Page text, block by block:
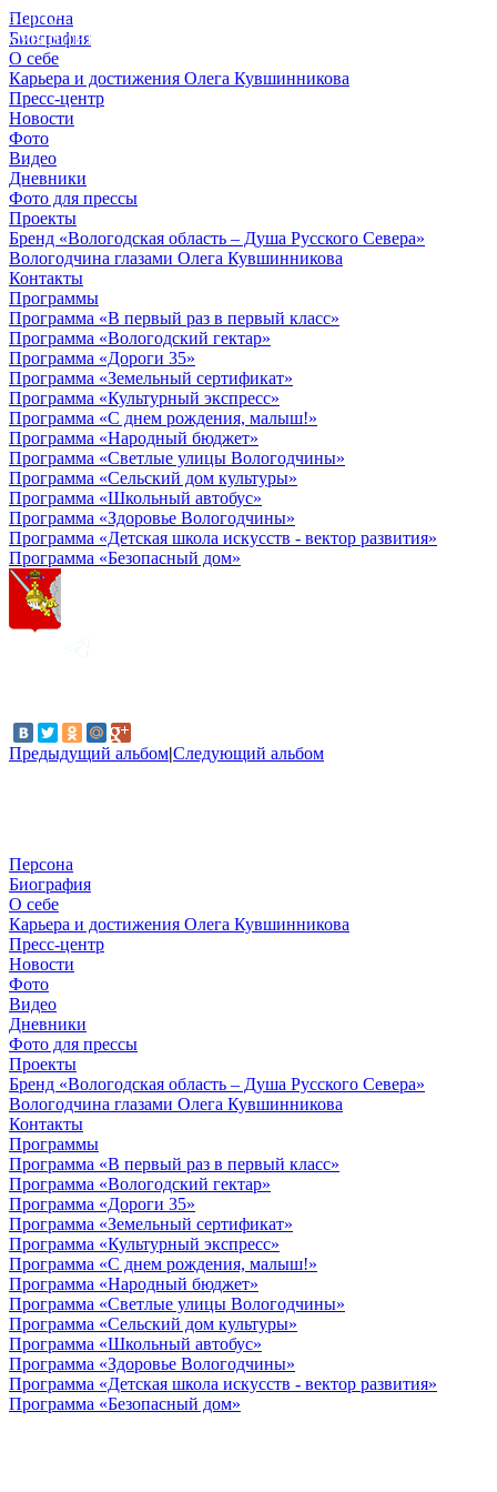
Персона
Биография
О себе
Карьера и достижения Олега Кувшинникова
Пресс-центр
Новости
Фото
Видео
Дневники
Фото для прессы
Проекты
Бренд «Вологодская область – Душа Русского Севера»
Вологодчина глазами Олега Кувшинникова
Контакты
Программы
Программа «В первый раз в первый класс»
Программа «Вологодский гектар»
Программа «Дороги 35»
Программа «Земельный сертификат»
Программа «Культурный экспресс»
Программа «С днем рождения, малыш!»
Программа «Народный бюджет»
Программа «Светлые улицы Вологодчины»
Программа «Сельский дом культуры»
Программа «Школьный автобус»
Программа «Здоровье Вологодчины»
Программа «Детская школа искусств - вектор развития»
Программа «Безопасный дом»
Предыдущий альбом|Следующий альбом
© 2012 - 2023,
КУВШИННИКОВ О.А.
Персона
Биография
О себе
Карьера и достижения Олега Кувшинникова
Пресс-центр
Новости
Фото
Видео
Дневники
Фото для прессы
Проекты
Бренд «Вологодская область – Душа Русского Севера»
Вологодчина глазами Олега Кувшинникова
Контакты
Программы
Программа «В первый раз в первый класс»
Программа «Вологодский гектар»
Программа «Дороги 35»
Программа «Земельный сертификат»
Программа «Культурный экспресс»
Программа «С днем рождения, малыш!»
Программа «Народный бюджет»
Программа «Светлые улицы Вологодчины»
Программа «Сельский дом культуры»
Программа «Школьный автобус»
Программа «Здоровье Вологодчины»
Программа «Детская школа искусств - вектор развития»
Программа «Безопасный дом»